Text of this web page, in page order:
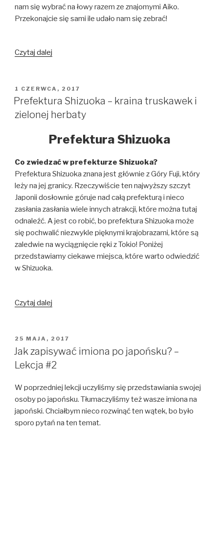
nam się wybrać na łowy razem ze znajomymi Aiko.
Przekonajcie się sami ile udało nam się zebrać!
Czytaj dalej
(asari)
w
Japonii?
OPUBLIKOWANE
W
1 CZERWCA, 2017
Prefektura Shizuoka – kraina truskawek i
zielonej herbaty
Prefektura Shizuoka
Co zwiedzać w prefekturze Shizuoka?
Prefektura Shizuoka znana jest głównie z Góry Fuji, który
leży na jej granicy. Rzeczywiście ten najwyższy szczyt
Japonii dosłownie góruje nad całą prefekturą i nieco
zasłania zasłania wiele innych atrakcji, które można tutaj
odnaleźć. A jest co robić, bo prefektura Shizuoka może
się pochwalić niezwykle pięknymi krajobrazami, które są
zaledwie na wyciągnięcie ręki z Tokio! Poniżej
przedstawiamy ciekawe miejsca, które warto odwiedzić
w Shizuoka.
Czytaj dalej
kraina
truskawek
i
herbaty
OPUBLIKOWANE
W
25 MAJA, 2017
Jak zapisywać imiona po japońsku? –
Lekcja #2
W poprzedniej lekcji uczyliśmy się przedstawiania swojej
osoby po japońsku. Tłumaczyliśmy też wasze imiona na
japoński. Chciałbym nieco rozwinąć ten wątek, bo było
sporo pytań na ten temat.